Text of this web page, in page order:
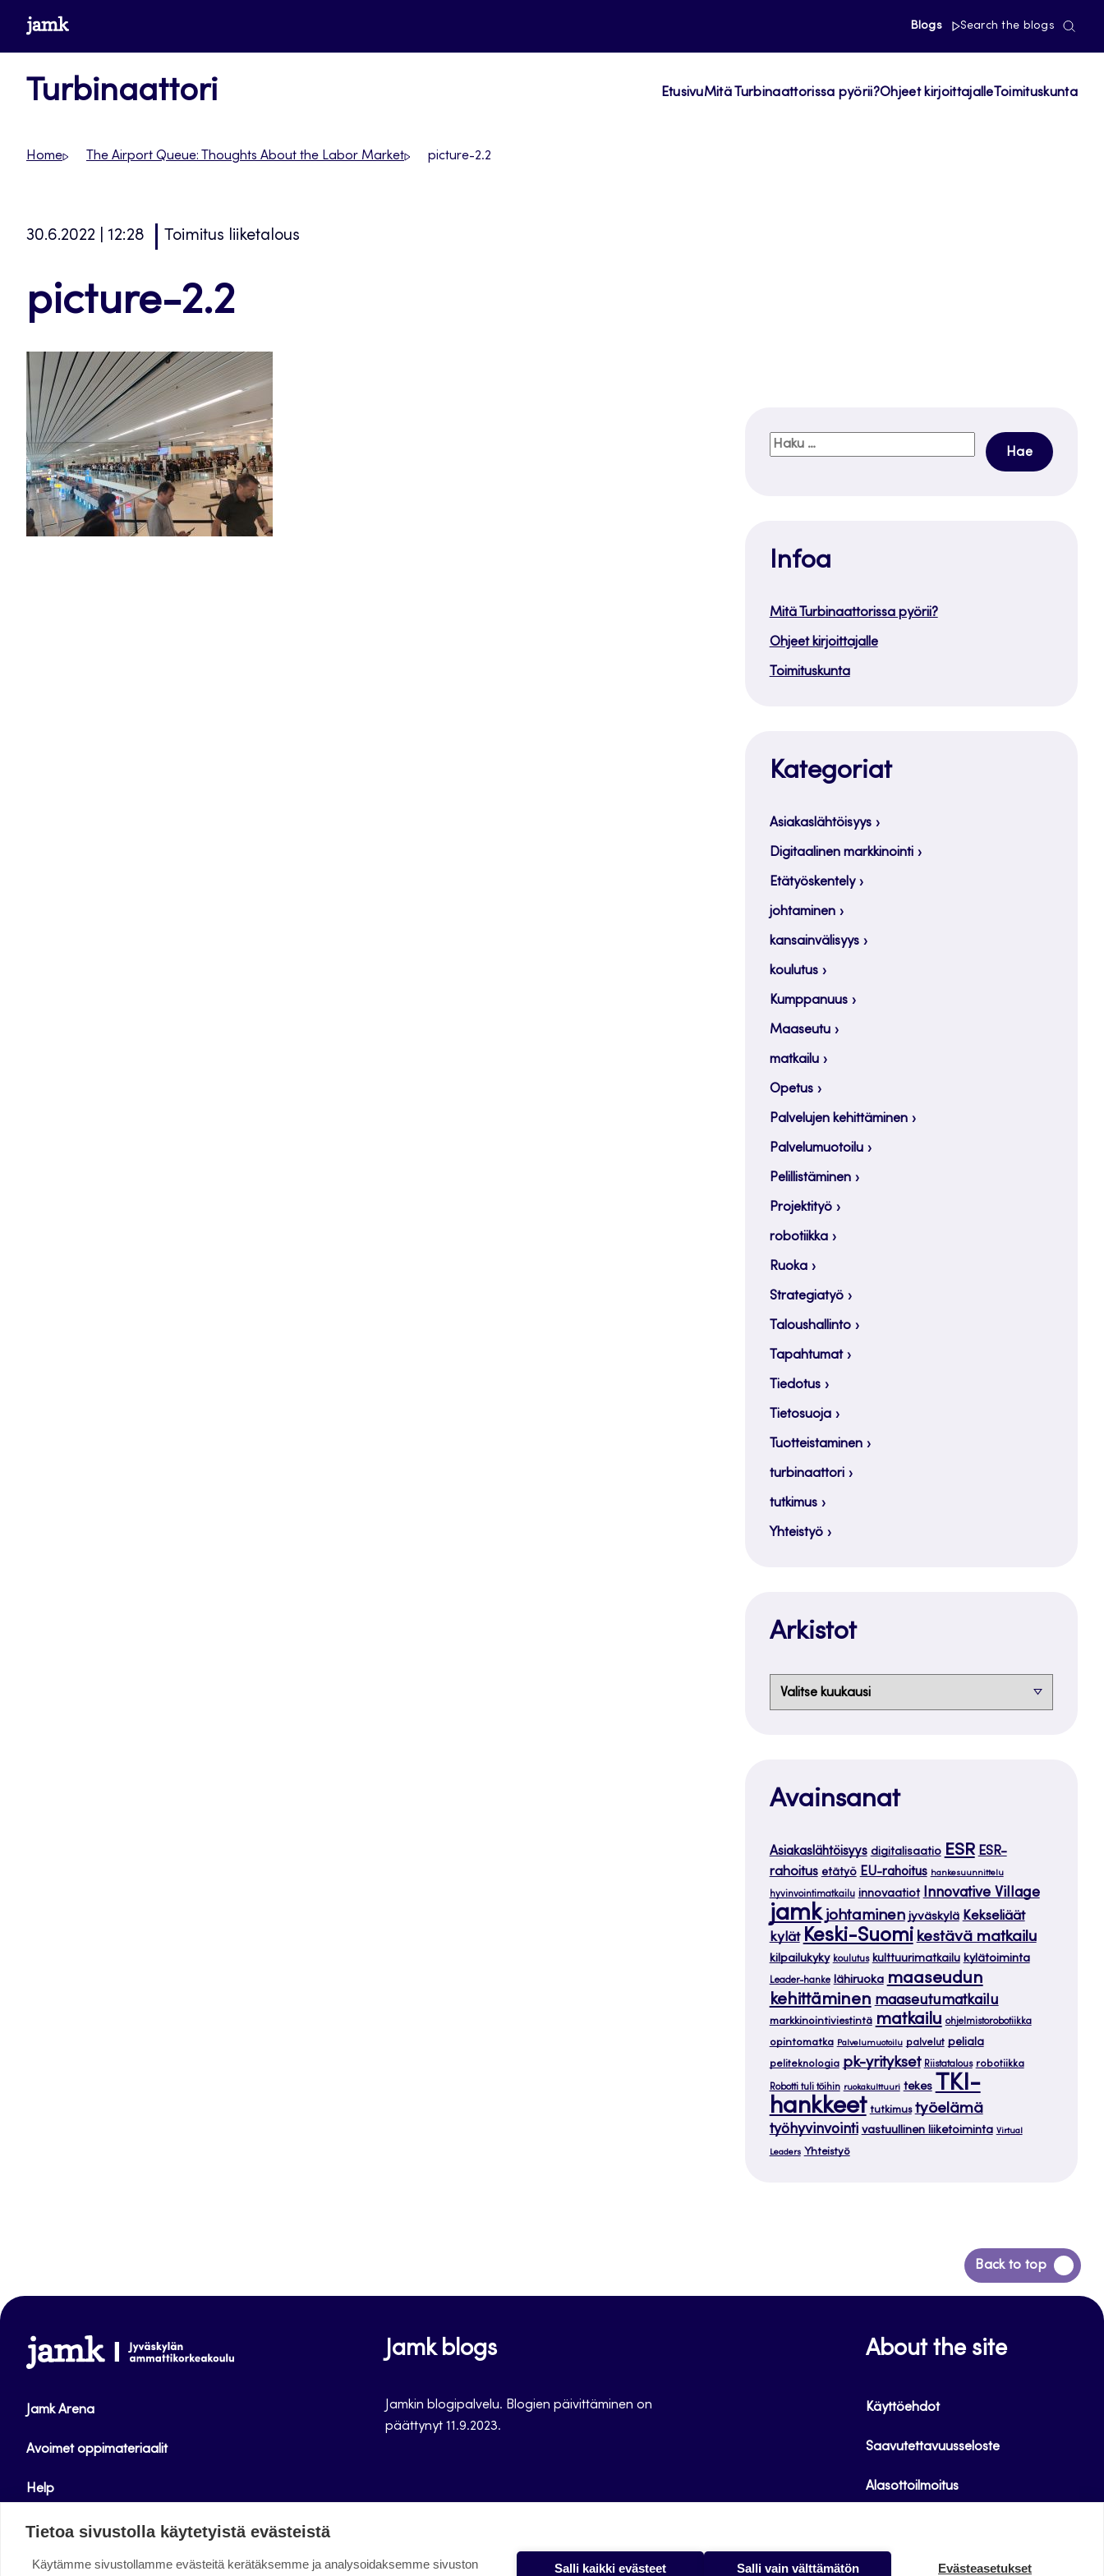
Siirrywww.jamk.fi Blogs Search the blogs
Turbinaattori EtusivuMitä Turbinaattorissa pyörii?Ohjeet kirjoittajalle Toimituskunta
Home The Airport Queue: Thoughts About the Labor Market picture-2.2
30.6.2022 | 12:28 Toimitus liiketalous
picture-2.2
Haku:
Infoa
Mitä Turbinaattorissa pyörii?
Ohjeet kirjoittajalle
Toimituskunta
Kategoriat
Asiakaslähtöisyys
Digitaalinen markkinointi
Etätyöskentely
johtaminen
kansainvälisyys
koulutus
Kumppanuus
Maaseutu
matkailu
Opetus
Palvelujen kehittäminen
Palvelumuotoilu
Pelillistäminen
Projektityö
robotiikka
Ruoka
Strategiatyö
Taloushallinto
Tapahtumat
Tiedotus
Tietosuoja
Tuotteistaminen
turbinaattori
tutkimus
Yhteistyö
Arkistot
Arkistot
Avainsanat
Asiakaslähtöisyys digitalisaatio ESR ESR-
rahoitus etätyö EU-rahoitus hankesuunnittelu
hyvinvointimatkailu innovaatiot Innovative Village
jamk johtaminen jyväskylä Kekseliäät
kylät Keski-Suomi kestävä matkailu
kilpailukyky koulutus kulttuurimatkailu kylätoiminta
Leader-hanke lähiruoka maaseudun
kehittäminen maaseutumatkailu
markkinointiviestintä matkailu ohjelmistorobotiikka
opintomatka Palvelumuotoilu palvelut peliala
peliteknologia pk-yritykset Riistatalous robotiikka
Robotti tuli töihin ruokakulttuuri tekes TKI-
hankkeet tutkimus työelämä
työhyvinvointi vastuullinen liiketoiminta Virtual
Leaders Yhteistyö
Back to top
Siirry
takaisin
www.jamk.fi
Jamk Arena
Avoimet oppimateriaalit
Help
Verkkolehdet
Jamk blogs
Jamkin blogipalvelu. Blogien päivittäminen on
päättynyt 11.9.2023.
About the site
Käyttöehdot
Saavutettavuusseloste
Alasottoilmoitus
Tietoa sivustolla käytetyistä evästeistä
Käytämme sivustollamme evästeitä kerätäksemme ja analysoidaksemme sivuston Salli kaikki evästeet Salli vain välttämätön Evästeasetukset